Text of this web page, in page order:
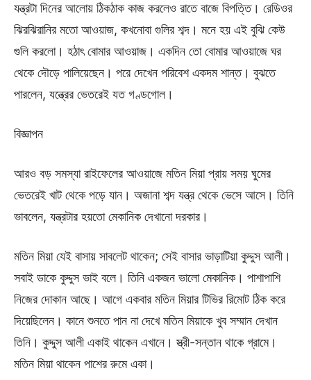
যন্ত্রটা দিনের আলোয় ঠিকঠাক কাজ করলেও রাতে বাজে বিপত্তি। রেডিওর
ঝিরঝিরানির মতো আওয়াজ, কখনোবা গুলির শব্দ। মনে হয় এই বুঝি কেউ
গুলি করলো। হঠাৎ বোমার আওয়াজ। একদিন তো বোমার আওয়াজে ঘর
থেকে দৌড়ে পালিয়েছেন। পরে দেখেন পরিবেশ একদম শান্ত। বুঝতে
পারলেন, যন্ত্রের ভেতরেই যত গণ্ডগোল।
বিজ্ঞাপন
আরও বড় সমস্যা রাইফেলের আওয়াজে মতিন মিয়া প্রায় সময় ঘুমের
ভেতরেই খাট থেকে পড়ে যান। অজানা শব্দ যন্ত্র থেকে ভেসে আসে। তিনি
ভাবলেন, যন্ত্রটার হয়তো মেকানিক দেখানো দরকার।
মতিন মিয়া যেই বাসায় সাবলেট থাকেন; সেই বাসার ভাড়াটিয়া কুদ্দুস আলী।
সবাই ডাকে কুদ্দুস ভাই বলে। তিনি একজন ভালো মেকানিক। পাশাপাশি
নিজের দোকান আছে। আগে একবার মতিন মিয়ার টিভির রিমোট ঠিক করে
দিয়েছিলেন। কানে শুনতে পান না দেখে মতিন মিয়াকে খুব সম্মান দেখান
তিনি। কুদ্দুস আলী একাই থাকেন এখানে। স্ত্রী-সন্তান থাকে গ্রামে।
মতিন মিয়া থাকেন পাশের রুমে একা।